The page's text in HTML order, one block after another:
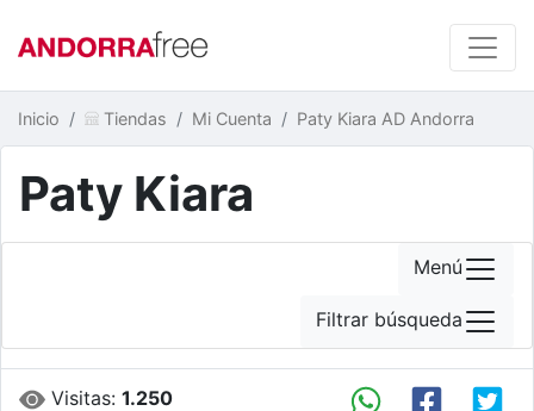
Inicio Tiendas Mi Cuenta Paty Kiara AD Andorra
Paty Kiara
Visitas:1.250
Menú
Filtrar búsqueda